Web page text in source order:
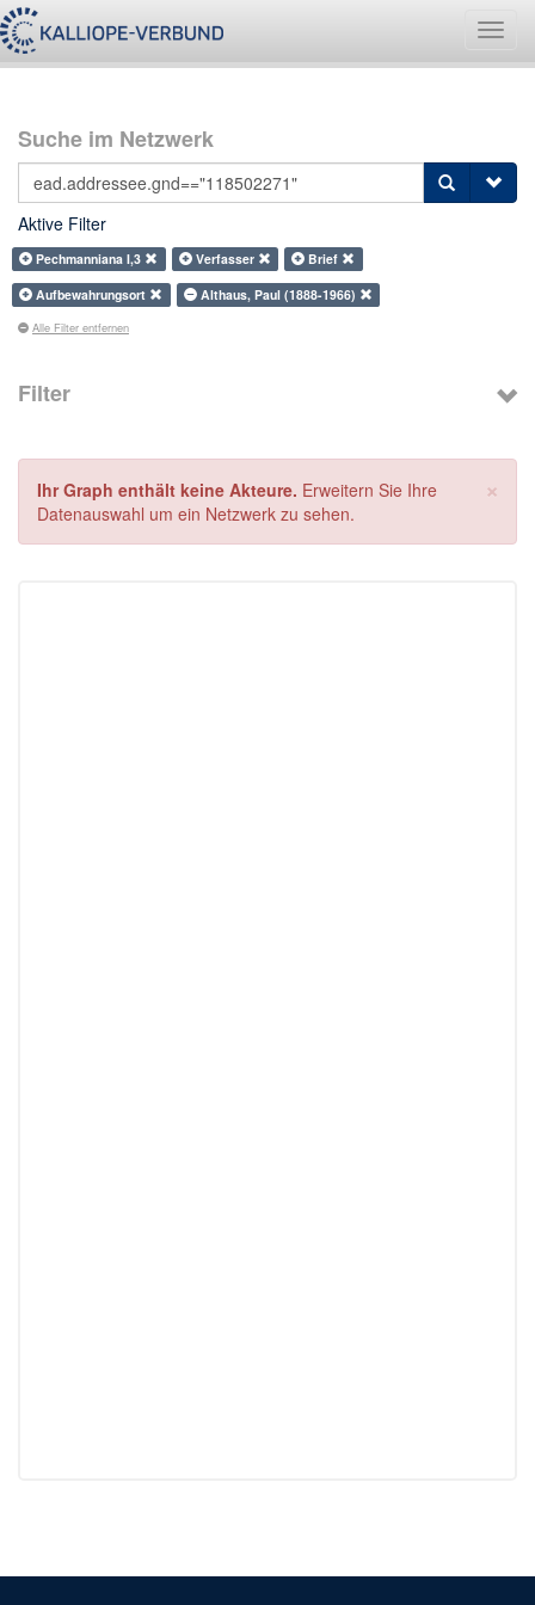
Suche im Netzwerk
Aktive Filter
Pechmanniana I,3 Verfasser
Brief
Aufbewahrungsort
Althaus, Paul (1888-1966)
Alle Filter entfernen
Filter
×
Ihr Graph enthält keine Akteure. Erweitern Sie Ihre
Datenauswahl um ein Netzwerk zu sehen.